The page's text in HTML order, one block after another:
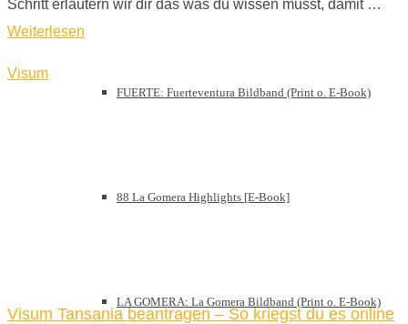
FUERTE: Fuerteventura Bildband (Print o. E-Book)
88 La Gomera Highlights [E-Book]
LA GOMERA: La Gomera Bildband (Print o. E-Book)
Schritt erläutern wir dir das was du wissen musst, damit …
Weiterlesen
Visum
Visum Tansania beantragen – So kriegst du es online